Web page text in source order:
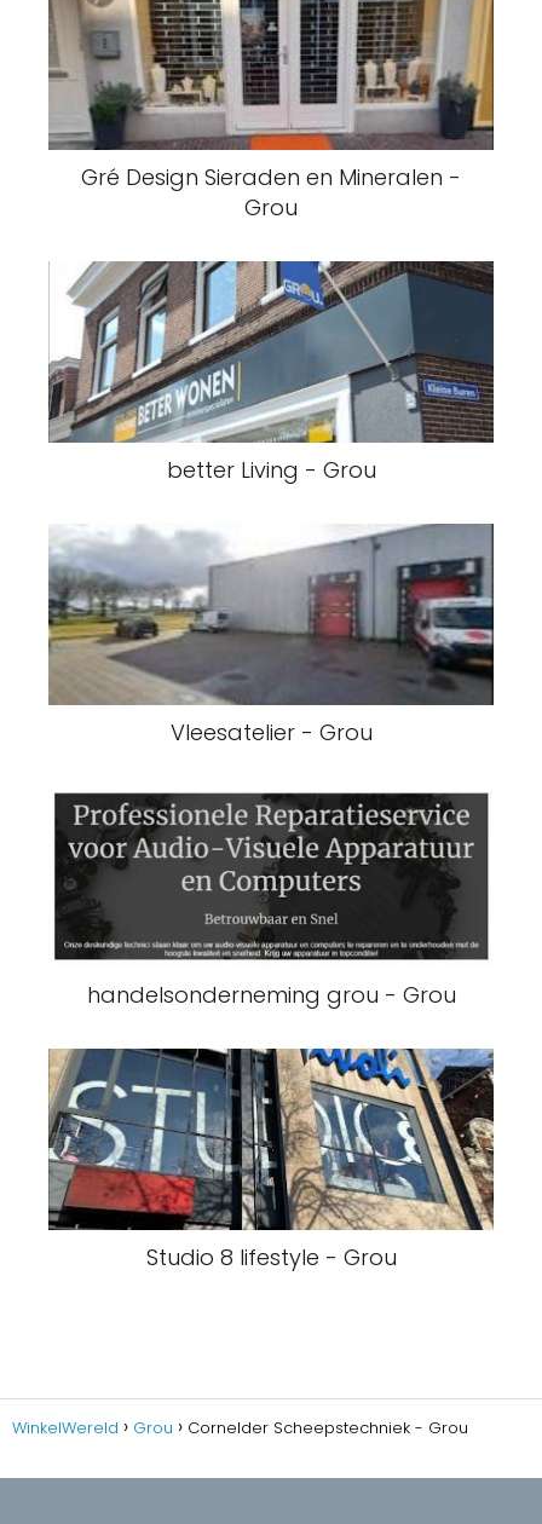
Gré Design Sieraden en Mineralen -
Grou
better Living - Grou
Vleesatelier - Grou
handelsonderneming grou - Grou
Studio 8 lifestyle - Grou
WinkelWereld Grou Cornelder Scheepstechniek - Grou